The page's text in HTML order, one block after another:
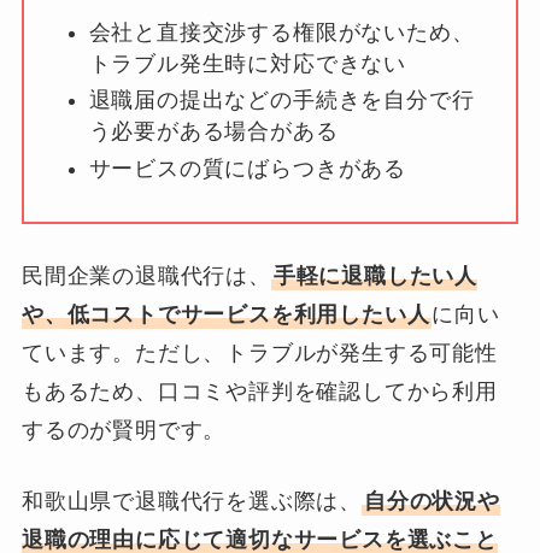
会社と直接交渉する権限がないため、
トラブル発生時に対応できない
退職届の提出などの手続きを自分で行
う必要がある場合がある
サービスの質にばらつきがある
民間企業の退職代行は、 手軽に退職したい人
や、低コストでサービスを利用したい人に向い
ています。ただし、トラブルが発生する可能性
もあるため、口コミや評判を確認してから利用
するのが賢明です。
和歌山県で退職代行を選ぶ際は、自分の状況や
退職の理由に応じて適切なサービスを選ぶこと